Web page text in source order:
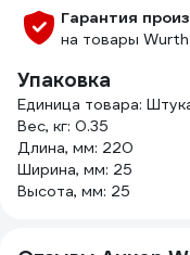
Гарантия
на товары Wurth
Упаковка
Единица товара:
Вес, кг: 0.35
Длина, мм: 220
Ширина, мм: 25
Высота, мм: 25